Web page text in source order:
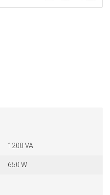
1200 VA
650 W